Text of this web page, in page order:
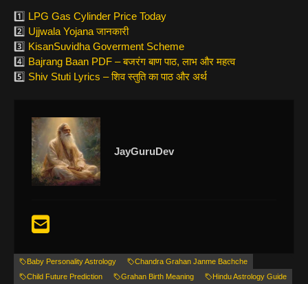
1️⃣ LPG Gas Cylinder Price Today
2️⃣ Ujjwala Yojana जानकारी
3️⃣ KisanSuvidha Goverment Scheme
4️⃣ Bajrang Baan PDF – बजरंग बाण पाठ, लाभ और महत्व
5️⃣ Shiv Stuti Lyrics – शिव स्तुति का पाठ और अर्थ
JayGuruDev
Baby Personality Astrology
Chandra Grahan Janme Bachche
Child Future Prediction
Grahan Birth Meaning
Hindu Astrology Guide